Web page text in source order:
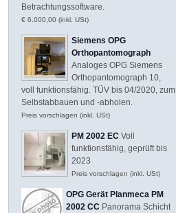
Betrachtungssoftware.
€ 6.000,00 (inkl. USt)
Siemens OPG
Orthopantomograph
Analoges OPG Siemens
Orthopantomograph 10,
voll funktionsfähig. TÜV bis 04/2020, zum
Selbstabbauen und -abholen.
Preis vorschlagen (inkl. USt)
PM 2002 EC Voll
funktionsfähig, geprüft bis
2023
Preis vorschlagen (inkl. USt)
OPG Gerät Planmeca PM
2002 CC Panorama Schicht